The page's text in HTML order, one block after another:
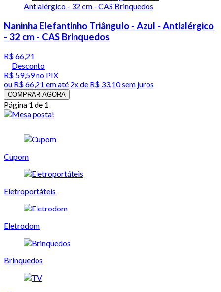
Naninha Elefantinho Triângulo - Azul - Antialérgico
- 32 cm - CAS Brinquedos
R$ 66,21
Desconto
R$ 59,59no PIX
ou R$ 66,21 em até 2x de R$ 33,10 sem juros
COMPRAR AGORA
Página 1 de 1
Cupom
Eletroportáteis
Eletrodom
Brinquedos